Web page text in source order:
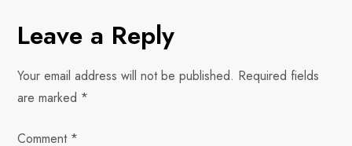
n
a
v
Leave a Reply
Your email address will not be published. Required fields
are marked *
Comment *